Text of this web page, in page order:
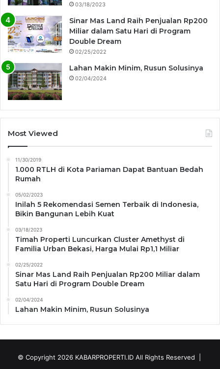
03/18/2023
Sinar Mas Land Raih Penjualan Rp200
Miliar dalam Satu Hari di Program
Double Dream
02/25/2022
Lahan Makin Minim, Rusun Solusinya
02/04/2024
Most Viewed
11/30/2019
1.000 RTLH di Kota Pariaman Dapat Bantuan Bedah
Rumah
05/02/2023
Inilah 5 Rekomendasi Semen Terbaik di Indonesia,
Bikin Bangunan Lebih Kuat
03/18/2023
Timah Properti Luncurkan Cluster Amethyst di
Familia Urban Bekasi, Harga Mulai Rp1,1 Miliar
02/25/2022
Sinar Mas Land Raih Penjualan Rp200 Miliar dalam
Satu Hari di Program Double Dream
02/04/2024
Lahan Makin Minim, Rusun Solusinya
© Copyright 2026 KABARPROPERTI.IDAll Rights Reserved |